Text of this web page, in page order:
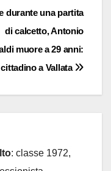
durante una partita
di calcetto, Antonio
muore a 29 anni:
a Vallata
: classe 1972,